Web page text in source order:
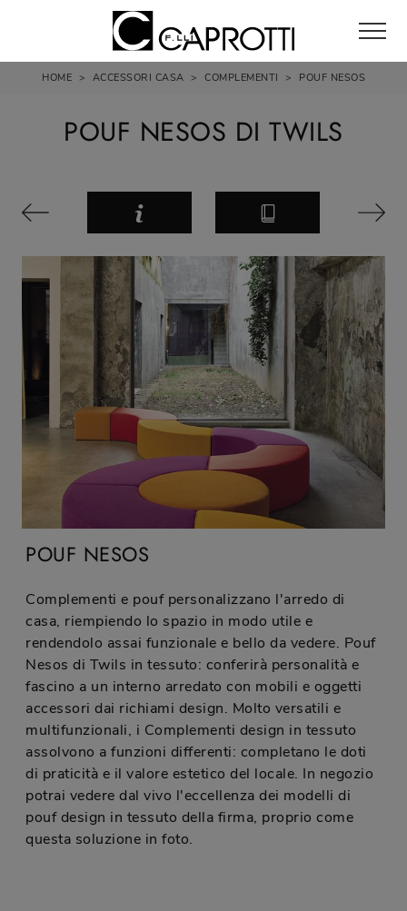
HOME > ACCESSORI CASA > COMPLEMENTI > POUF NESOS
POUF NESOS DI TWILS
POUF NESOS
Complementi e pouf personalizzano l'arredo di
casa, riempiendo lo spazio in modo utile e
rendendolo assai funzionale e bello da vedere. Pouf
Nesos di Twils in tessuto: conferirà personalità e
fascino a un interno arredato con mobili e oggetti
accessori dai richiami design. Molto versatili e
multifunzionali, i Complementi design in tessuto
assolvono a funzioni differenti: completano le doti
di praticità e il valore estetico del locale. In negozio
potrai vedere dal vivo l'eccellenza dei modelli di
pouf design in tessuto della firma, proprio come
questa soluzione in foto.